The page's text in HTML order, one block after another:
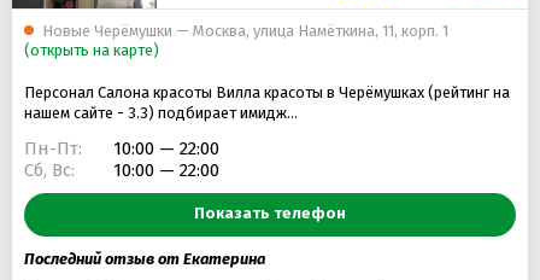
Новые Черёмушки — Москва, улица Намёткина, 11, корп. 1
(открыть на карте)
Персонал Салона красоты Вилла красоты в Черёмушках (рейтинг на
нашем сайте - 3.3) подбирает имидж…
Пн-Пт:
10:00 — 22:00
Сб, Вс:
10:00 — 22:00
Показать телефон
Последний отзыв от Екатерина